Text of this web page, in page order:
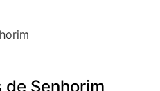
de Senhorim